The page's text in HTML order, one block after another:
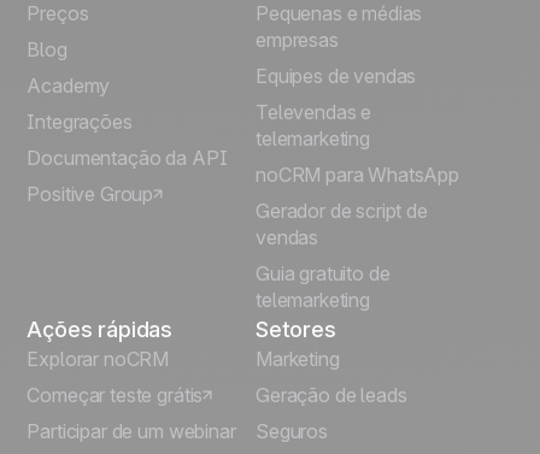
Français
Español
Italiano
Deutsch
Preços
Blog
Academy
Integrações
Documentação da API
Positive Group
Pequenas e médias
empresas
Equipes de vendas
Televendas e
telemarketing
noCRM para WhatsApp
Gerador de script de
vendas
Guia gratuito de
telemarketing
Ações rápidas
Explorar noCRM
Começar teste grátis
Participar de um webinar
Setores
Marketing
Geração de leads
Seguros